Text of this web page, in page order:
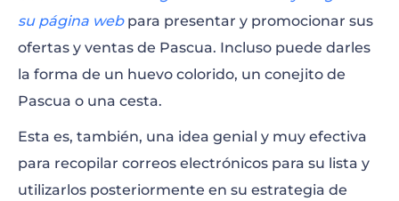
su página webpara presentar y promocionar sus
ofertas y ventas de Pascua. Incluso puede darles
la forma de un huevo colorido, un conejito de
Pascua o una cesta.
Esta es, también, una idea genial y muy efectiva
para recopilar correos electrónicos para su lista y
utilizarlos posteriormente en su estrategia de